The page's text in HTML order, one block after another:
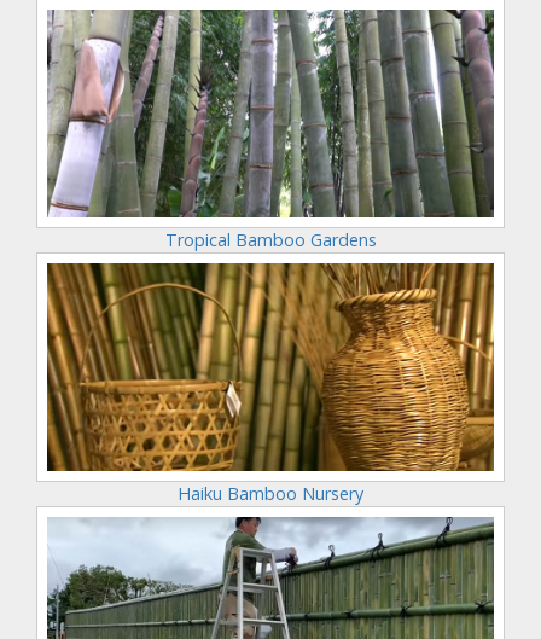
Tropical Bamboo Gardens
Haiku Bamboo Nursery